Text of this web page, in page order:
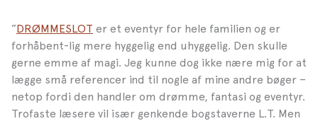
”DRØMMESLOT er et eventyr for hele familien og er
forhåbent-lig mere hyggelig end uhyggelig. Den skulle
gerne emme af magi. Jeg kunne dog ikke nære mig for at
lægge små referencer ind til nogle af mine andre bøger –
netop fordi den handler om drømme, fantasi og eventyr.
Trofaste læsere vil især genkende bogstaverne L.T. Men